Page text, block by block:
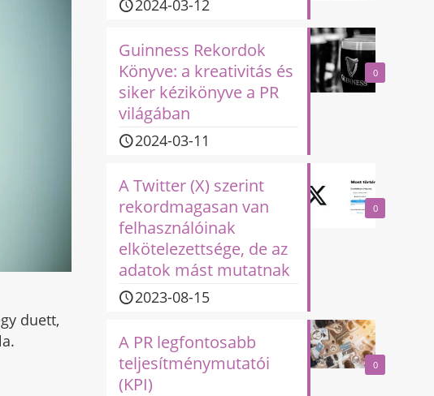
duett,
2024-03-12
0
Guinness Rekordok
Könyve: a kreativitás és
siker kézikönyve a PR
világában
2024-03-11
0
A Twitter (X) szerint
rekordmagasan van
felhasználóinak
elkötelezettsége, de az
adatok mást mutatnak
2023-08-15
0
A PR legfontosabb
teljesítménymutatói
(KPI)